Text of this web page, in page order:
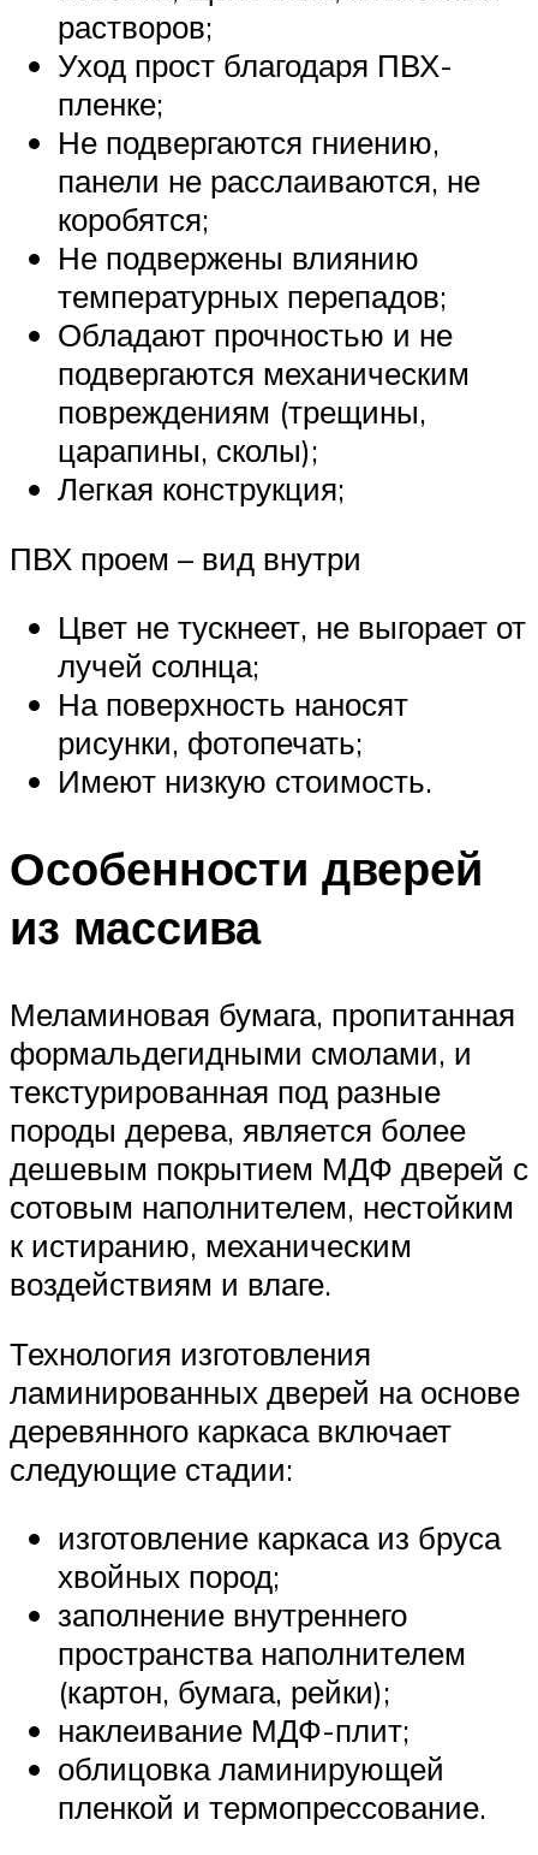
растворов;
Уход прост благодаря ПВХ-
пленке;
Не подвергаются гниению,
панели не расслаиваются, не
коробятся;
Не подвержены влиянию
температурных перепадов;
Обладают прочностью и не
подвергаются механическим
повреждениям (трещины,
царапины, сколы);
Легкая конструкция;
ПВХ проем – вид внутри
Цвет не тускнеет, не выгорает от
лучей солнца;
На поверхность наносят
рисунки, фотопечать;
Имеют низкую стоимость.
Особенности дверей
из массива
Меламиновая бумага, пропитанная
формальдегидными смолами, и
текстурированная под разные
породы дерева, является более
дешевым покрытием МДФ дверей с
сотовым наполнителем, нестойким
к истиранию, механическим
воздействиям и влаге.
Технология изготовления
ламинированных дверей на основе
деревянного каркаса включает
следующие стадии:
изготовление каркаса из бруса
хвойных пород;
заполнение внутреннего
пространства наполнителем
(картон, бумага, рейки);
наклеивание МДФ-плит;
облицовка ламинирующей
пленкой и термопрессование.